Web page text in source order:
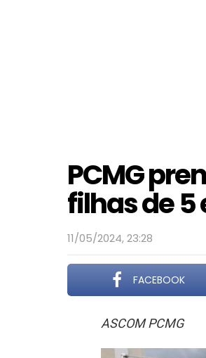
PCMG
filhas de 5
11/05/2024, 23:28
FACEBOOK
ASCOM PCMG